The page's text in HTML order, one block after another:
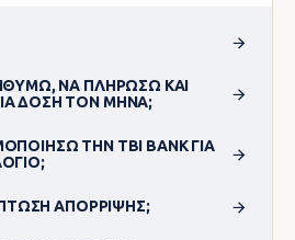
ΝΑ ΠΛΗΡΏΣΩ ΚΑΙ
ΔΌΣΗ ΤΟΝ ΜΉΝΑ;
ΤΗΝ TBI BANK ΓΙΑ
ΑΠΌΡΡΙΨΗΣ;